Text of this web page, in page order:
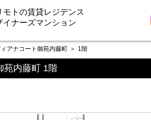
モトの賃貸レジデンス
イナーズマンション
アナコート御苑内藤町 ＞ 1階
苑内藤町 1階